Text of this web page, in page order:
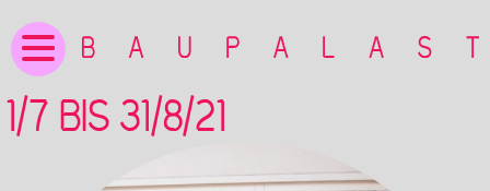
1/7 BIS 31/8/21